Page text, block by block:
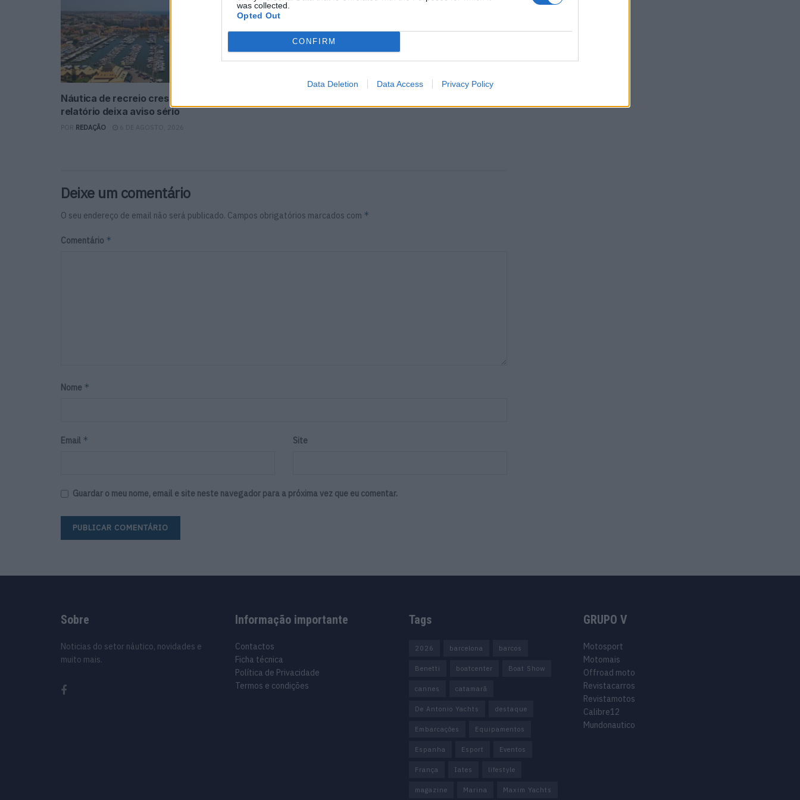
was collected.
Opted Out
CONFIRM
Data Deletion Data Access Privacy Policy
Náutica de recreio cresce em Portugal, mas
relatório deixa aviso sério
REDAÇÃO 6 DE AGOSTO, 2026
Deixe um comentário
O seu endereço de email não será publicado. Campos obrigatórios marcados com *
Comentário *
Nome *
Email * Site
Guardar o meu nome, email e site neste navegador para a próxima vez que eu comentar.
Sobre
Noticias do setor náutico, novidades e
muito mais.
Informação importante
Contactos
Ficha técnica
Política de Privacidade
Termos e condições
Tags
2026 barcelona barcos
Benetti boatcenter Boat Show
cannes catamarã
De Antonio Yachts destaque
Embarcações Equipamentos
Espanha Esport Eventos
França Iates lifestyle
magazine Marina Maxim Yachts
GRUPO V
Motosport
Motomais
Offroad moto
Revistacarros
Revistamotos
Calibre12
Mundonautico